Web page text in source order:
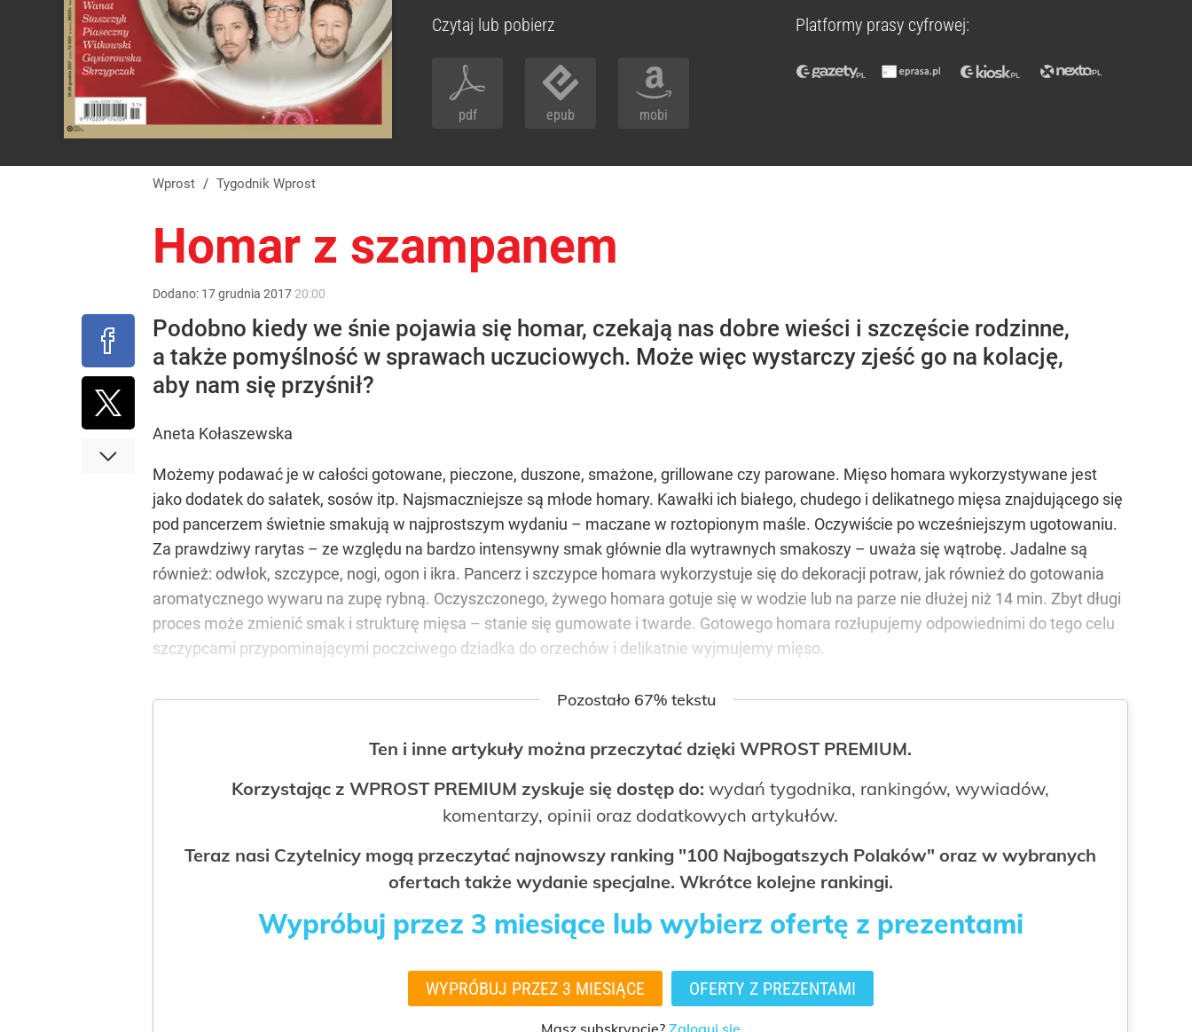
Czytaj lub pobierz
pdf epub mobi
Platformy prasy cyfrowej:
Wprost / Tygodnik Wprost
Homar z szampanem
Dodano: 17grudnia 2017 20:00
Podobno kiedy we śnie pojawia się homar, czekają nas dobre wieści i szczęście rodzinne,
a także pomyślność w sprawach uczuciowych. Może więc wystarczy zjeść go na kolację,
aby nam się przyśnił?
Aneta Kołaszewska
Możemy podawać je w całości gotowane, pieczone, duszone, smażone, grillowane czy parowane. Mięso homara wykorzystywane jest
jako dodatek do sałatek, sosów itp. Najsmaczniejsze są młode homary. Kawałki ich białego, chudego i delikatnego mięsa znajdującego się
pod pancerzem świetnie smakują w najprostszym wydaniu – maczane w roztopionym maśle. Oczywiście po wcześniejszym ugotowaniu.
Za prawdziwy rarytas – ze względu na bardzo intensywny smak głównie dla wytrawnych smakoszy – uważa się wątrobę. Jadalne są
również: odwłok, szczypce, nogi, ogon i ikra. Pancerz i szczypce homara wykorzystuje się do dekoracji potraw, jak również do gotowania
aromatycznego wywaru na zupę rybną. Oczyszczonego, żywego homara gotuje się w wodzie lub na parze nie dłużej niż 14 min. Zbyt długi
proces może zmienić smak i strukturę mięsa – stanie się gumowate i twarde. Gotowego homara rozłupujemy odpowiednimi do tego celu
szczypcami przypominającymi poczciwego dziadka do orzechów i delikatnie wyjmujemy mięso.
Pozostało 67% tekstu
Ten i inne artykuły można przeczytać dzięki WPROST PREMIUM.
Korzystając z WPROST PREMIUM zyskuje się dostęp do: wydań tygodnika, rankingów, wywiadów,
komentarzy, opinii oraz dodatkowych artykułów.
Teraz nasi Czytelnicy mogą przeczytać najnowszy ranking "100 Najbogatszych Polaków" oraz w wybranych
ofertach także wydanie specjalne. Wkrótce kolejne rankingi.
Wypróbuj przez 3 miesiące lub wybierz ofertę z prezentami
WYPRÓBUJ PRZEZ 3 MIESIĄCE OFERTY Z PREZENTAMI
Masz subskrypcję? Zaloguj się